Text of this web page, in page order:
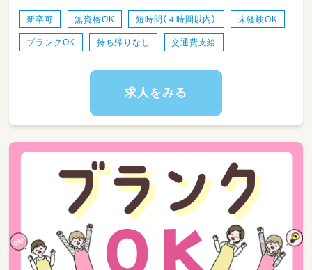
（ミライスクール深町校での勤務となります）。
ただし、将来的な事業所拡大にともない、変更と
なる可能性があります。
いずれも先輩スタッフのサポートを受けながら
進められますので、経験の浅い方でも安心して
新卒可 無資格OK 短時間（４時間以内） 未経験OK
ブランクOK 持ち帰りなし 交通費支給
求人をみる